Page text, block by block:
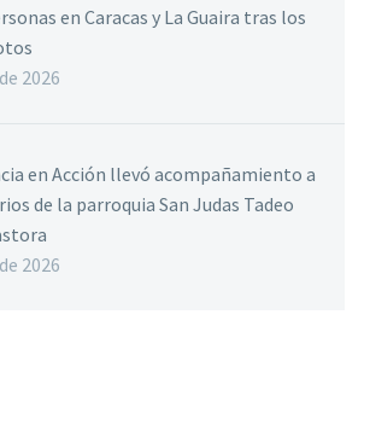
en Caracas y La Guaira tras los
2026
en Acción llevó acompañamiento a
de la parroquia San Judas Tadeo
2026